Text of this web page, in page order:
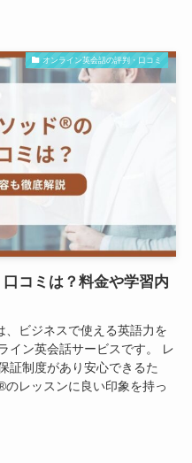
オンライン英会話の評判・口コミ
コミは？料金や学習内
ビジネスで使える英語力を
イン英会話サービスです。 レ
証制度があり安心できるた
レッスンに良い印象を持っ